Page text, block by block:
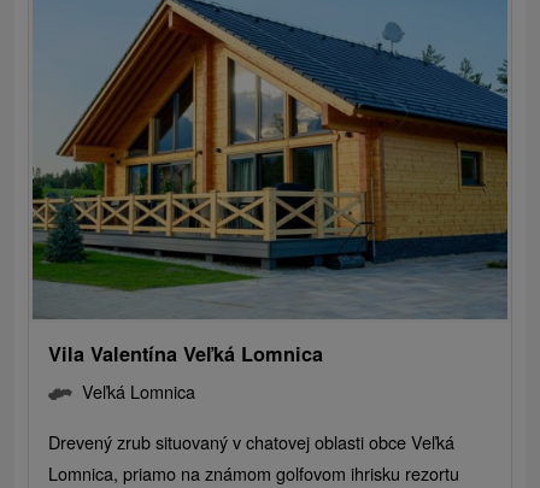
Vila Valentína Veľká Lomnica
Veľká Lomnica
Drevený zrub situovaný v chatovej oblasti obce Veľká
Lomnica, priamo na známom golfovom ihrisku rezortu